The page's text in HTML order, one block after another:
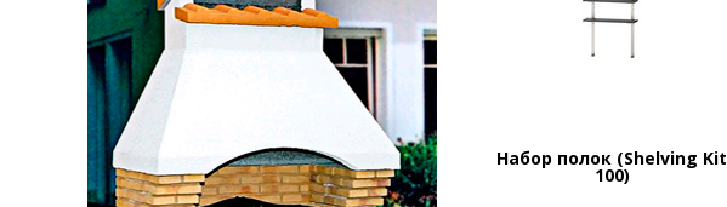
Набор полок (Shelving Kit
100)